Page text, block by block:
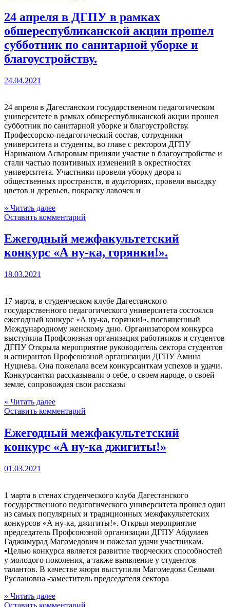
24 апреля в ДГПУ в рамках
обшереспубликанской акции прошел
субботник по санитарной уборке и
благоустройству.
24.04.2021
24 апреля в Дагестанском государственном педагогическом
университете в рамках обшереспубликанской акции прошел
субботник по санитарной уборке и благоустройству.
Профессорско-педагогический состав, сотрудники
университета и студенты, во главе с ректором ДГПУ
Нариманом Асваровым приняли участие в благоустройстве и
стали частью позитивных изменений в окрестностях
университета. Участники провели уборку двора и
общественных пространств, в аудиториях, провели высадку
цветов и деревьев, покраску лавочек и
» Читать далее
Оставить комментарий
Ежегодный межфакультетский
конкурс «А ну-ка, горянки!».
18.03.2021
17 марта, в студенческом клубе Дагестанского
государственного педагогического университета состоялся
ежегодный конкурс «А ну-ка, горянки!», посвященный
Международному женскому дню. Организатором конкурса
выступила Профсоюзная организация работников и студентов
ДГПУ Открыла мероприятие руководитель сектора студентов
и аспирантов Профсоюзной организации ДГПУ Амина
Нуциева. Она пожелала всем конкурсанткам успехов и удачи.
Конкурсантки рассказывали о себе, о своем народе, о своей
земле, сопровождая свои рассказы
» Читать далее
Оставить комментарий
Ежегодный межфакультетский
конкурс «А ну-ка джигиты!»
01.03.2021
1 марта в стенах студенческого клуба Дагестанского
государственного педагогического университета прошел один
из самых популярных и традиционных межфакультетских
конкурсов «А ну-ка, джигиты!». Открыл мероприятие
председатель Профсоюзной организации ДГПУ Абдулаев
Гаджимурад Магомедович и пожелал удачи участникам.
▪️Целью конкурса является развитие творческих способностей
у молодого поколения, а также выявление у студентов
талантов. В качестве жюри выступили Магомедова Сельми
Руслановна -заместитель председателя сектора
» Читать далее